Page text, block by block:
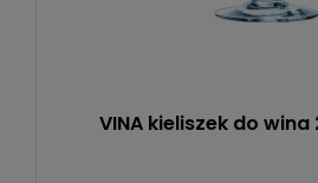
VINA kieliszek do